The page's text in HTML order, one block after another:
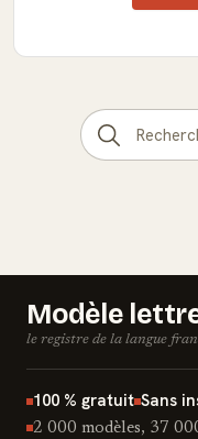
Modèle
le registre de la langue
100 % gratuit Sans
2 000 modèles, 37